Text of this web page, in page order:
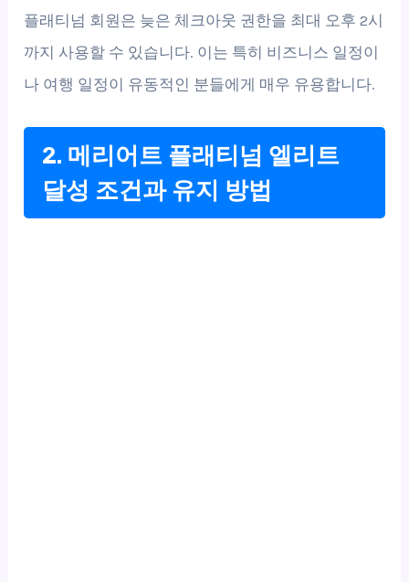
플래티넘 회원은 늦은 체크아웃 권한을 최대 오후 2시
까지 사용할 수 있습니다. 이는 특히 비즈니스 일정이
나 여행 일정이 유동적인 분들에게 매우 유용합니다.
2. 메리어트 플래티넘 엘리트
달성 조건과 유지 방법